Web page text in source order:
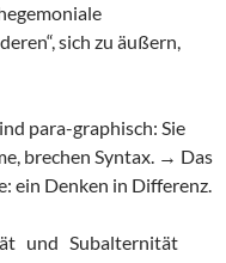
sich zu äußern,
para-graphisch: Sie
brechen Syntax. → Das
ein Denken in Differenz.
und Subalternität